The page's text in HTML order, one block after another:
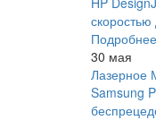
Подробнее
30 мая
Лазерное
Samsung